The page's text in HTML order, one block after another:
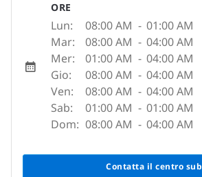
ORE
Lun: 08:00 AM - 01:00 AM
Mar:
08:00 AM - 04:00 AM
Mer:
01:00 AM - 04:00 AM
Gio:
08:00 AM - 04:00 AM
Ven:
08:00 AM - 04:00 AM
Sab:
01:00 AM - 01:00 AM
Dom: 08:00 AM - 04:00 AM
Contatta il centro sub